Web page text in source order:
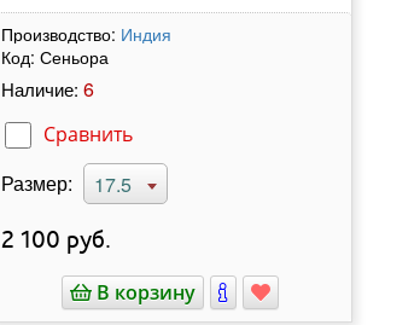
Производство: Индия
Код: Сеньора
Наличие: 6
Сравнить
Размер: 17.5
2 100 руб.
В корзину